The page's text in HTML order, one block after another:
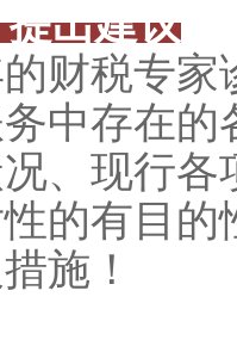
出建议
财税专
中存在
、现行
的有目
施！